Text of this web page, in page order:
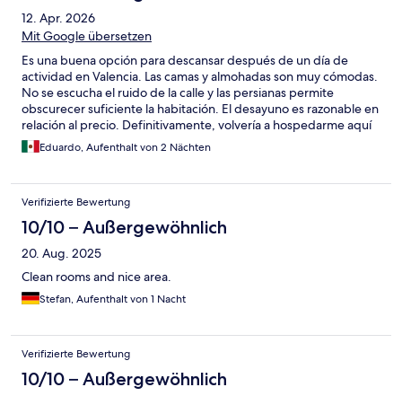
12. Apr. 2026
Mit Google übersetzen
Es una buena opción para descansar después de un día de
actividad en Valencia. Las camas y almohadas son muy cómodas.
No se escucha el ruido de la calle y las persianas permite
obscurecer suficiente la habitación. El desayuno es razonable en
relación al precio. Definitivamente, volvería a hospedarme aquí
Eduardo, Aufenthalt von 2 Nächten
Verifizierte Bewertung
10/10 – Außergewöhnlich
20. Aug. 2025
Clean rooms and nice area.
Stefan, Aufenthalt von 1 Nacht
Verifizierte Bewertung
10/10 – Außergewöhnlich